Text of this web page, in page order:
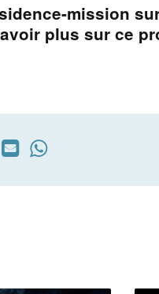
mission
plus sur ce